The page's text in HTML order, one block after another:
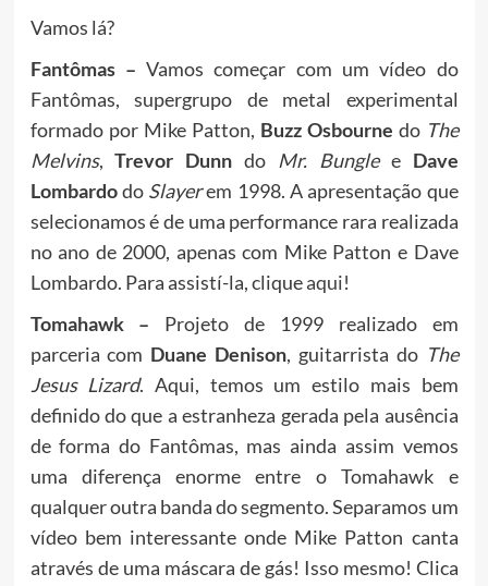
Vamos lá?
Fantômas – Vamos começar com um vídeo do
Fantômas, supergrupo de metal experimental
formado por Mike Patton, Buzz Osbourne do The
Melvins,Trevor Dunn do Mr. Bunglee Dave
Lombardodo Slayerem 1998. A apresentação que
selecionamos é de uma performance rara realizada
no ano de 2000, apenas com Mike Patton e Dave
Lombardo. Para assistí-la, cliqueaqui!
Tomahawk – Projeto de 1999 realizado em
parceria com Duane Denison, guitarrista do The
Jesus Lizard. Aqui, temos um estilo mais bem
definido do que a estranheza gerada pela ausência
de forma do Fantômas, mas ainda assim vemos
uma diferença enorme entre o Tomahawk e
qualquer outra banda do segmento. Separamos um
vídeo bem interessante onde Mike Patton canta
através de uma máscara de gás! Isso mesmo! Clica